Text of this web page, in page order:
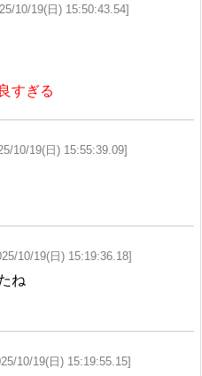
10/19(日) 15:50:43.54]
すぎる
10/19(日) 15:55:39.09]
10/19(日) 15:19:36.18]
ね
10/19(日) 15:19:55.15]